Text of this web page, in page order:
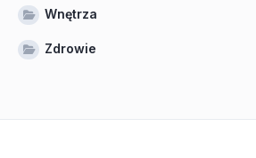
Wnętrza
Zdrowie